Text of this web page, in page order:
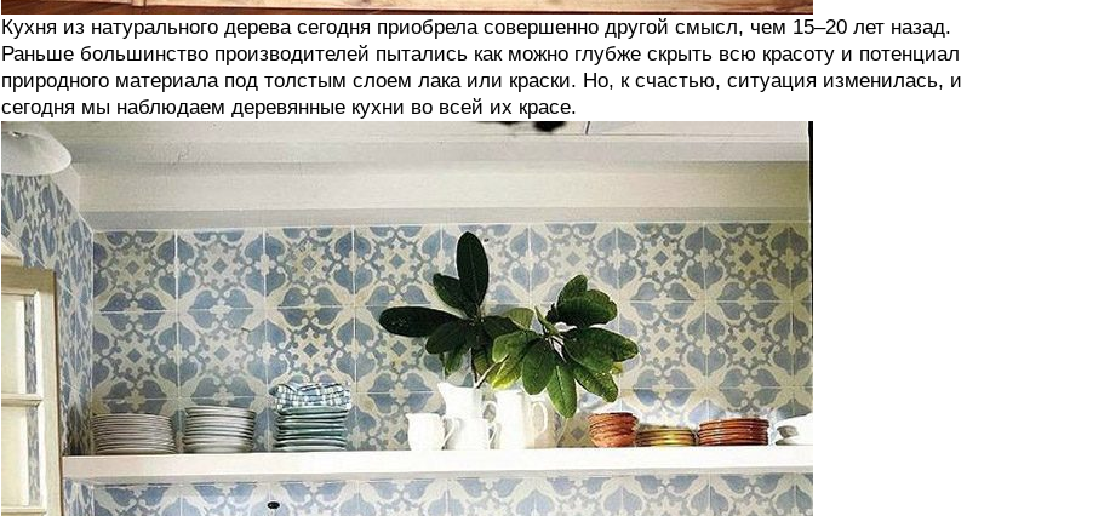
Кухня из натурального дерева сегодня приобрела совершенно другой смысл, чем 15–20 лет назад.
Раньше большинство производителей пытались как можно глубже скрыть всю красоту и потенциал
природного материала под толстым слоем лака или краски. Но, к счастью, ситуация изменилась, и
сегодня мы наблюдаем деревянные кухни во всей их красе.